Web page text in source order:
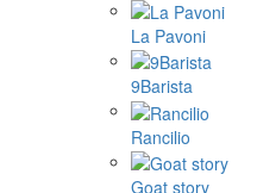
La Pavoni
9Barista
Rancilio
Goat story